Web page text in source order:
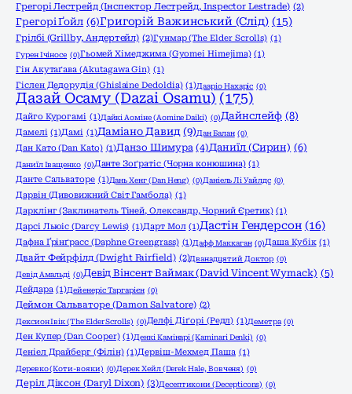
Грегорі Лестрейд (Інспектор Лестрейд, Inspector Lestrade) (2)
Грегорі Ґойл (6)Григорій Важинський (Слід) (15)
Грілбі (Grillby, Андертейл) (2)Гунмар (The Elder Scrolls) (1)
Гурен Ічіносе (0)Гьомей Хімеджима (Gyomei Himejima) (1)
Гін Акутаґава (Akutagawa Gin) (1)
Гіслен Дедорудія (Ghislaine Dedoldia) (1)Дааріо Нахаріс (0)
Дазай Осаму (Dazai Osamu) (175)
Дайго Курогамі (1)Дайкі Аоміне (Aomine Daiki) (0)Дайнслейф (8)
Дамелі (1)Дамі (1)Даміано Давид (9)Дан Балан (0)
Дан Като (Dan Katо) (1)Данзо Шимура (4)Даниїл (Сирин) (6)
Даниїл Іващенко (0)Данте Зоґратіс (Чорна конюшина) (1)
Данте Сальваторе (1)Дань Хенг (Dan Heng) (0)Даніель Лі Уайлдс (0)
Дарвін (Дивовижний Світ Гамбола) (1)
Дарклінг (Заклинатель Тіней, Олександр, Чорний Єретик) (1)
Дарсі Льюіс (Darcy Lewis) (1)Дарт Мол (1)Дастін Гендерсон (16)
Дафна Ґрінґрасс (Daphne Greengrass) (1)Дафф Маккаган (0)Даша Кубік (1)
Двайт Фейрфілд (Dwight Fairfield) (2)Дванадцятий Доктор (0)
Девід Амальді (0)Девід Вінсент Ваймак (David Vincent Wymack) (5)
Дейдара (1)Дейенеріс Таргарієн (0)
Деймон Сальваторе (Damon Salvatore) (2)
Дексион Івік (The Elder Scrolls) (0)Делфі Діґорі (Редл) (1)Деметра (0)
Ден Купер (Dan Cooper) (1)Денкі Камінарі (Kaminari Denki) (0)
Деніел Драйберг (Філін) (1)Дервіш-Мехмед Паша (1)
Деревко (Коти-вояки) (0)Дерек Хейл (Derek Hale, Вовченя) (0)
Деріл Діксон (Daryl Dixon) (3)Десептикони (Decepticons) (0)